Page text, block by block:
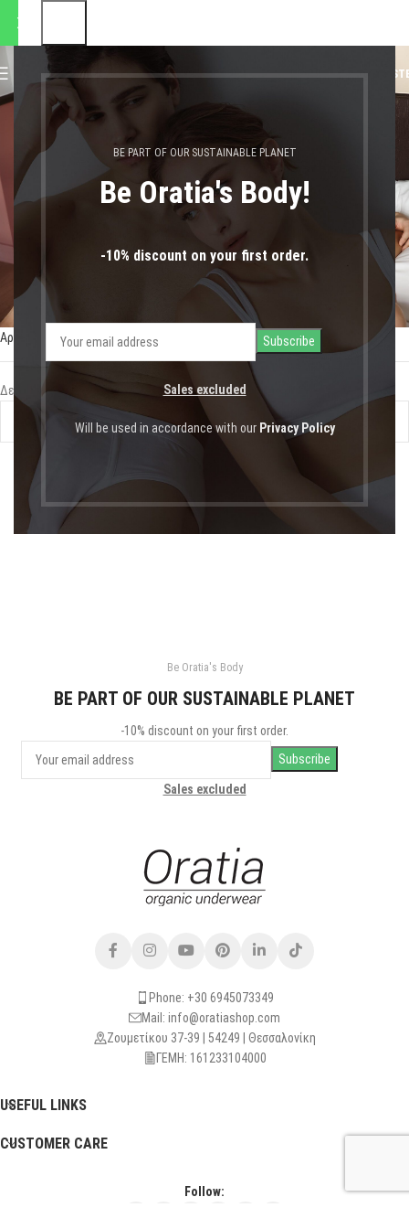
BE PART OF OUR SUSTAINABLE PLANET
Be Oratia's Body!
-10% discount on your first order.
Sales excluded
Will be used in accordance with our Privacy Policy
MENU 0,00€ LOGIN /
προστασία από κακοσμία
Αρχική σελίδα Shop Προϊόντα με ετικέτα “προστασία από κακοσμία”
Δεν βρέθηκε κανένα προϊόν που να ταιριάζει με την επιλογή σας.
Be Oratia's Body
BE PART OF OUR SUSTAINABLE PLANET
-10% discount on your first order.
Sales excluded
Phone: +30 6945073349
Mail: info@oratiashop.com
Ζουμετίκου 37-39 | 54249 | Θεσσαλονίκη
ΓΕΜΗ: 161233104000
USEFUL LINKS
CUSTOMER CARE
Follow:
θα